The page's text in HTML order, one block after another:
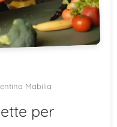
Mabilia
per